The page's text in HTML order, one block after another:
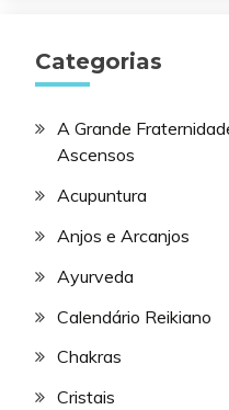
Categorias
A Grande
Ascensos
Acupuntura
Anjos e Arcanjos
Ayurveda
Calendário Reikiano
Chakras
Cristais